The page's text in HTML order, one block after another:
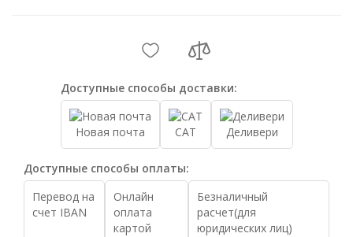
Доступные способы доставки:
Новая почта САТ Деливери
Доступные способы оплаты:
Перевод на
счет IBAN
Онлайн
оплата
картой
Безналичный
расчет(для
юридических лиц)